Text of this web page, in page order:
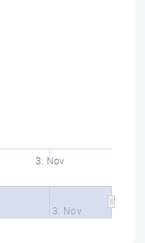
3. Nov
3. Nov